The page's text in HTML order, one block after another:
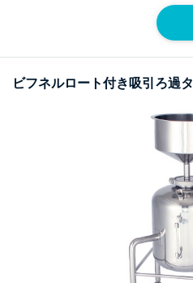
ビフネルロート付き吸引ろ過